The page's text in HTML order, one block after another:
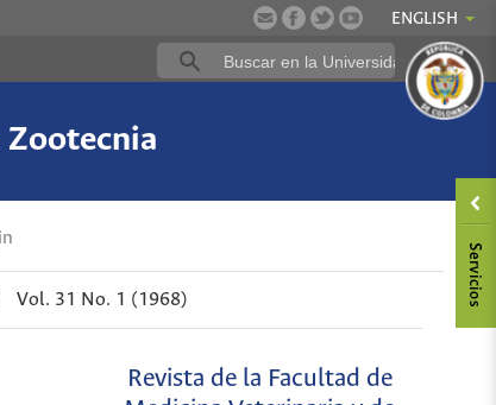
ENGLISH
Vol. 31 No. 1 (1968)
Revista de la Facultad de